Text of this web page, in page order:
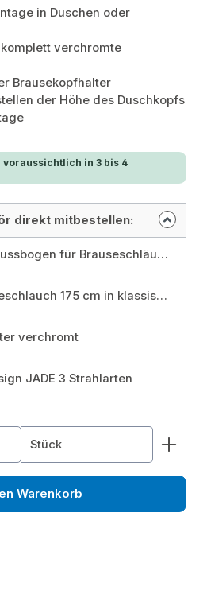
in Duschen oder
verchromte
Brausekopfhalter
der Höhe des Duschkopfs
in 3 bis 4
direkt mitbestellen:
Schlauchanschlussbogen für Brauseschläuche
SacoFlex Brauseschlauch 175 cm in klassischer Spiral-Flexoptik Ausführung: SacoFlex chrom 175 cm
verchromt
JADE 3 Strahlarten
den gewünschten Wert
Stück
Warenkorb